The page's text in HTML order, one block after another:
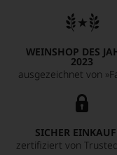
WEINSHOP DES
2023
ausgezeichnet von
SICHER
zertifiziert von